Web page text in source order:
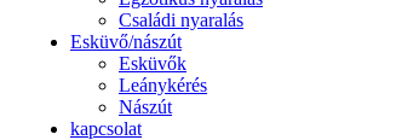
Családi nyaralás
Esküvő/nászút
Esküvők
Leánykérés
Nászút
kapcsolat